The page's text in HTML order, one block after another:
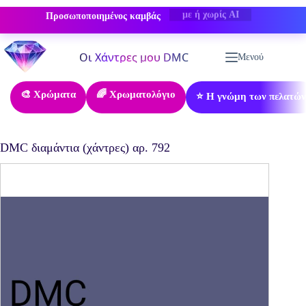
Προσωποποιημένος καμβάς -50% ΕΚΠΤΩΣΗ
Μετάβαση
στο
περιεχόμενο
Μενού
🎨 Χρώματα 🌈 Χρωματολόγιο ⭐ Η γνώμη των πελατών
DMC διαμάντια (χάντρες) αρ. 792